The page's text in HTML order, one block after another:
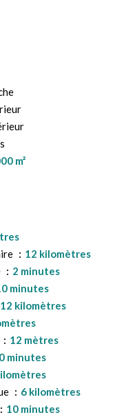
m²
12 kilomètres
2 minutes
minutes
12 kilomètres
12 mètres
minutes
6 kilomètres
10 minutes